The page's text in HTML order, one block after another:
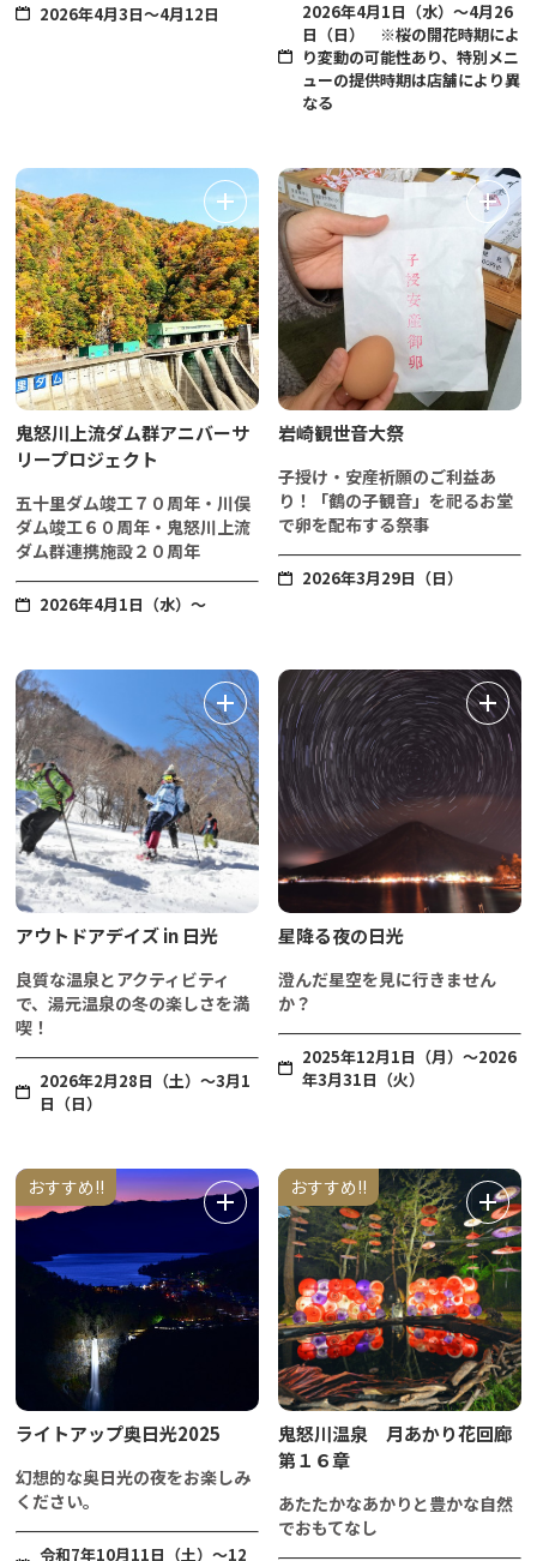
2026年4月3日～4月12日
2026年4月1日（水）～4月26
日（日） ※桜の開花時期によ
り変動の可能性あり、特別メニ
ューの提供時期は店舗により異
なる
鬼怒川上流ダム群アニバーサ
リープロジェクト
五十里ダム竣工７０周年・川俣
ダム竣工６０周年・鬼怒川上流
ダム群連携施設２０周年
2026年4月1日（水）～
岩崎観世音大祭
子授け・安産祈願のご利益あ
り！「鶴の子観音」を祀るお堂
で卵を配布する祭事
2026年3月29日（日）
アウトドアデイズ in 日光
良質な温泉とアクティビティ
で、湯元温泉の冬の楽しさを満
喫！
2026年2月28日（土）～3月1
日（日）
星降る夜の日光
澄んだ星空を見に行きません
か？
2025年12月1日（月）～2026
年3月31日（火）
おすすめ!!
ライトアップ奥日光2025
幻想的な奥日光の夜をお楽しみ
ください。
令和7年10月11日（土）～12
おすすめ!!
鬼怒川温泉 月あかり花回廊
第１６章
あたたかなあかりと豊かな自然
でおもてなし